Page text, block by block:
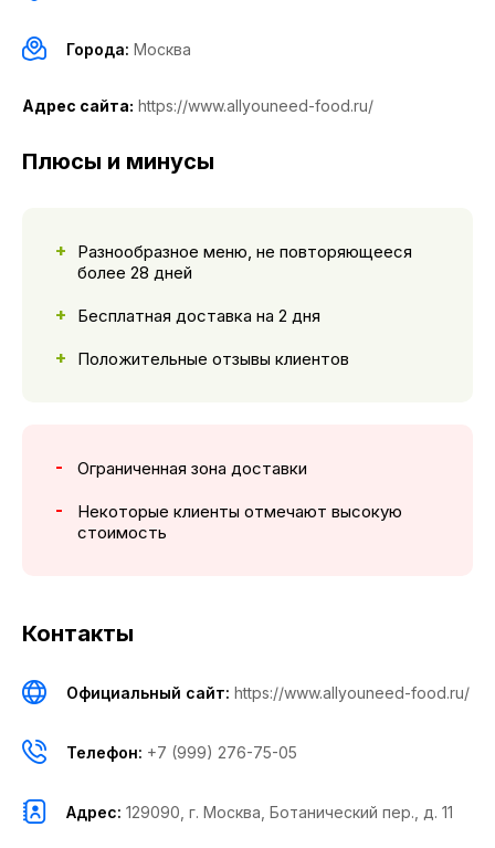
Города: Москва
Адрес сайта: https://www.allyouneed-food.ru/
Плюсы и минусы
Разнообразное меню, не повторяющееся
более 28 дней
Бесплатная доставка на 2 дня
Положительные отзывы клиентов
Ограниченная зона доставки
Некоторые клиенты отмечают высокую
стоимость
Контакты
Официальный сайт: https://www.allyouneed-food.ru/
Телефон: +7 (999) 276-75-05
Адрес: 129090, г. Москва, Ботанический пер., д. 11